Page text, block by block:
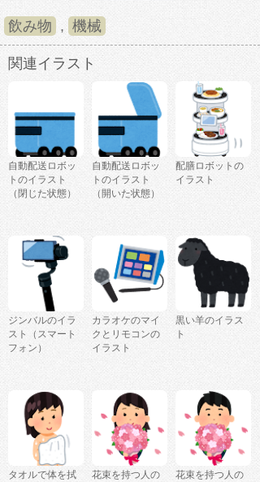
飲み物 , 機械
関連イラスト
自動配送ロボッ
トのイラスト
（閉じた状態）
自動配送ロボッ
トのイラスト
（開いた状態）
配膳ロボットの
イラスト
ジンバルのイラ
スト（スマート
フォン）
カラオケのマイ
クとリモコンの
イラスト
黒い羊のイラス
ト
タオルで体を拭
花束を持つ人の
花束を持つ人の